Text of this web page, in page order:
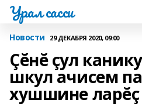
Урал сасси
Новости 29 ДЕКАБРЯ 2020, 09:00
Çĕнĕ çул
шкул ачисем
хушшине ларĕç